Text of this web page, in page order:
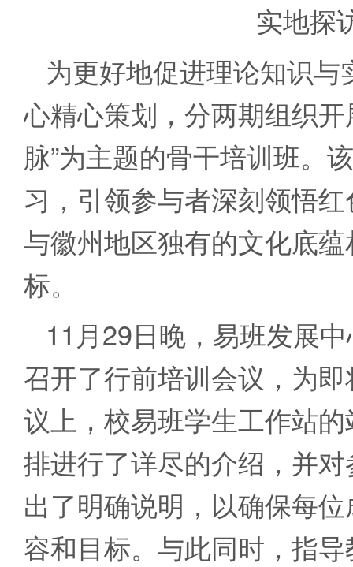
实地探
为更好地促进理论知识
心精心策划，分两期组织
脉”为主题的骨干培训班。
习，引领参与者深刻领悟
与徽州地区独有的文化底
标。
11月29日晚，易班发展
召开了行前培训会议，为
议上，校易班学生工作站
排进行了详尽的介绍，并
出了明确说明，以确保每
容和目标。与此同时，指